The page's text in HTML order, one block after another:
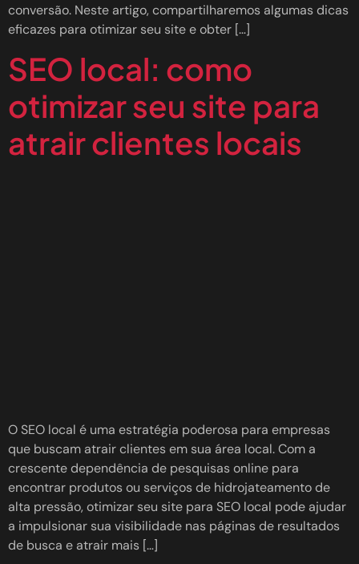
conversão. Neste artigo, compartilharemos algumas dicas
eficazes para otimizar seu site e obter […]
SEO local: como
otimizar seu site para
atrair clientes locais
O SEO local é uma estratégia poderosa para empresas
que buscam atrair clientes em sua área local. Com a
crescente dependência de pesquisas online para
encontrar produtos ou serviços de hidrojateamento de
alta pressão, otimizar seu site para SEO local pode ajudar
a impulsionar sua visibilidade nas páginas de resultados
de busca e atrair mais […]